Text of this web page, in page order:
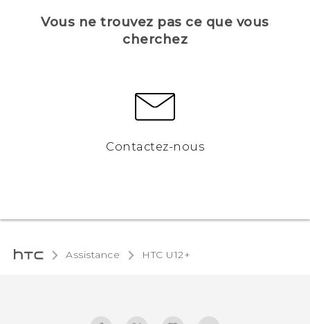
Vous ne trouvez pas ce que vous
cherchez
Contactez-nous
Assistance HTC U12+‎